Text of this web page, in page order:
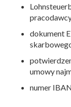
dokument
umowy
numer